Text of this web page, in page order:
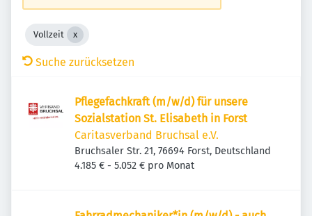
Vollzeit
Suche zurücksetzen
Pflegefachkraft (m/w/d) für unsere
Sozialstation St. Elisabeth in Forst
Caritasverband Bruchsal e.V.
Bruchsaler Str. 21, 76694 Forst, Deutschland
4.185 € - 5.052 € pro Monat